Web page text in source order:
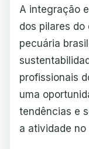
A integração
dos pilares
pecuária
profissionais
uma
tendências e
a atividade no